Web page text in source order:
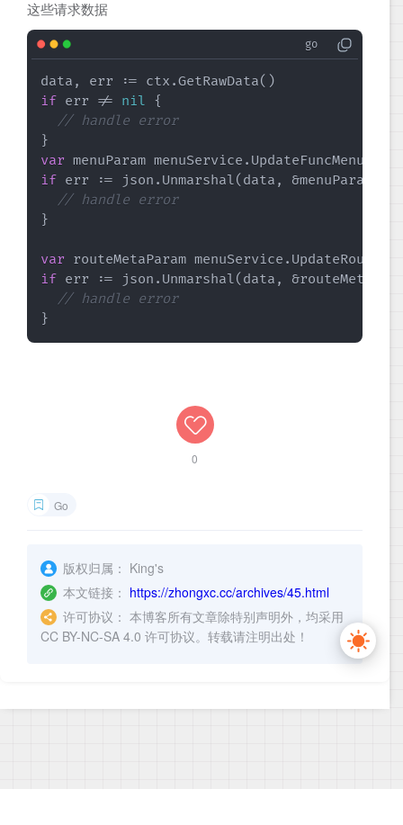
这些请求数据
if err != nil {
// handle error
var
if err := json.Unmarshal(data,
// handle error
}
var
if err := json.Unmarshal(data,
// handle error
}
0
Go
版权归属： King's
本文链接： https://zhongxc.cc/archives/45.html
许可协议： 本博客所有文章除特别声明外，均采用
CC BY-NC-SA 4.0 许可协议。转载请注明出处！